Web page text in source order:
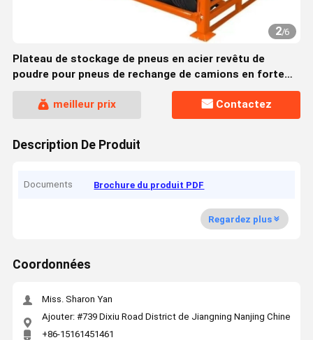
2/6
Plateau de stockage de pneus en acier revêtu de
poudre pour pneus de rechange de camions en forte
meilleur prix
Contactez
Description De Produit
Documents Brochure du produit PDF
Regardez plus
Coordonnées
Miss. Sharon Yan
Ajouter: #739 Dixiu Road District de Jiangning Nanjing Chine
+86-15161451461